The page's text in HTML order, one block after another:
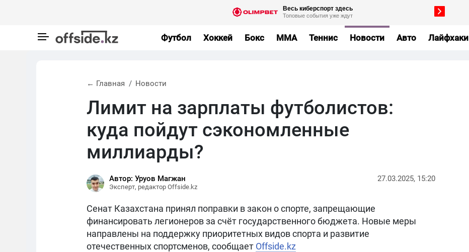
Футбол Хоккей Бокс MMA Теннис Новости Авто Лайфхаки
← Главная Новости
Лимит на зарплаты футболистов:
куда пойдут сэкономленные
миллиарды?
Автор: Уруов Магжан
Эксперт, редактор Offside.kz
27.03.2025, 15:20
Сенат Казахстана принял поправки в закон о спорте, запрещающие
финансировать легионеров за счёт государственного бюджета. Новые меры
направлены на поддержку приоритетных видов спорта и развитие
отечественных спортсменов, сообщает Offside.kz